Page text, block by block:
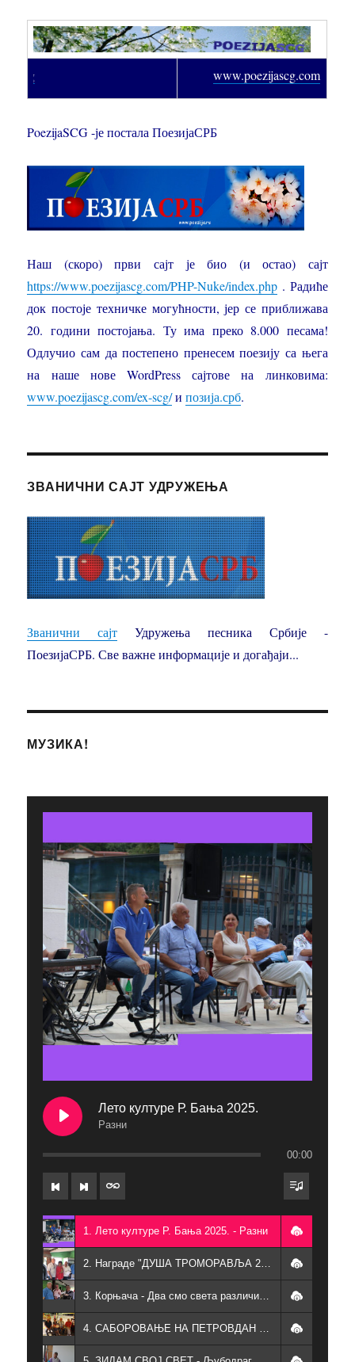
PoezijaSCG/ex-scgwww.poezijascg.com
PoezijaSCG -је постала ПоезијаСРБ
Наш (скоро) први сајт је био (и остао) сајт
https://www.poezijascg.com/PHP-Nuke/index.php . Радиће
док постоје техничке могућности, јер се приближава
20. години постојања. Ту има преко 8.000 песама!
Одлучио сам да постепено пренесем поезију са њега
на наше нове WordPress сајтове на линковима:
www.poezijascg.com/ex-scg/ипозија.срб.
ЗВАНИЧНИ САЈТ УДРУЖЕЊА
Званични сајт Удружења песника Србије -
ПоезијаСРБ. Све важне информације и догађаји...
МУЗИКА!
Лето културе Р. Бања 2025.
Разни
00:00
1. Лето културе Р. Бања 2025. - Разни
2. Награде "ДУША ТРОМОРАВЉА 2025" - Ђука, Кети, Бора, Љуба, Живорад, Љубиша, Којица
3. Корњача - Два смо света различита - Љубодраг Обрадовић, Љубиша Боровац, Мирослав Маринковић Којица
4. САБОРОВАЊЕ НА ПЕТРОВДАН - Разни песници, певачи и свирачи